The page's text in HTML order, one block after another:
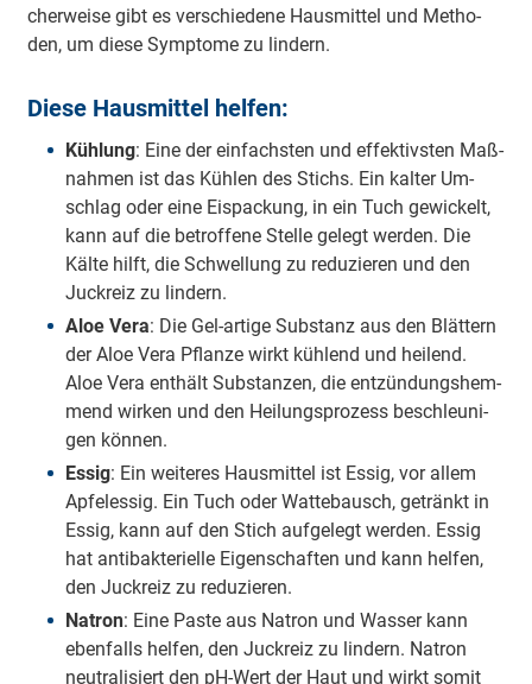
cher­wei­se gibt es ver­schie­de­ne Haus­mit­tel und Me­tho­
den, um die­se Sym­pto­me zu lin­dern.
Diese Hausmittel helfen:
Küh­lung: Ei­ne der ein­fachs­ten und ef­fek­tivs­ten Maß­
nah­men ist das Küh­len des Stichs. Ein kal­ter Um­
schlag oder ei­ne Eis­pa­ckung, in ein Tuch ge­wi­ckelt,
kann auf die be­trof­fe­ne Stel­le ge­legt wer­den. Die
Käl­te hilft, die Schwel­lung zu re­du­zie­ren und den
Juck­reiz zu lin­dern.
Aloe Ve­ra: Die Gel-ar­ti­ge Sub­stanz aus den Blät­tern
der Aloe Ve­ra Pflan­ze wirkt küh­lend und hei­lend.
Aloe Ve­ra ent­hält Sub­stan­zen, die ent­zün­dungs­hem­
mend wir­ken und den Hei­lungs­pro­zess be­schleu­ni­
gen kön­nen.
Es­sig: Ein wei­te­res Haus­mit­tel ist Es­sig, vor al­lem
Ap­fel­es­sig. Ein Tuch oder Wat­te­bausch, ge­tränkt in
Es­sig, kann auf den Stich auf­ge­legt wer­den. Es­sig
hat an­ti­bak­te­ri­el­le Ei­gen­schaf­ten und kann hel­fen,
den Juck­reiz zu re­du­zie­ren.
Na­tron: Ei­ne Pas­te aus Na­tron und Was­ser kann
eben­falls hel­fen, den Juck­reiz zu lin­dern. Na­tron
neu­tra­li­siert den pH-Wert der Haut und wirkt so­mit